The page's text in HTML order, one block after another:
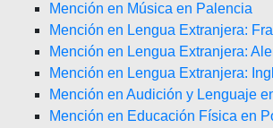
Mención en Música en Palencia
Mención en Lengua Extranjera:
Mención en Lengua Extranjera:
Mención en Lengua Extranjera:
Mención en Audición y Lenguaje
Mención en Educación Física en